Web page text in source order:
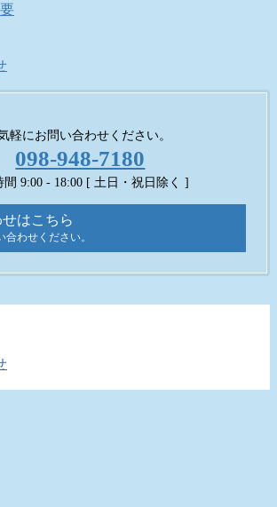
軽にお問い合わせください。
098-948-7180
間 9:00 - 18:00 [ 土日・祝日除く ]
はこちら
合わせください。